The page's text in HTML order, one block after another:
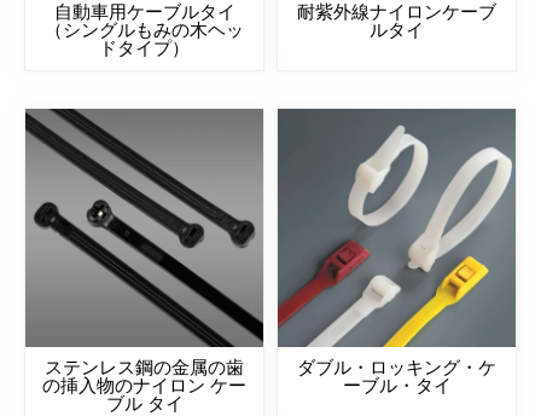
自動車用ケーブルタイ
（シングルもみの木ヘッ
ドタイプ）
耐紫外線ナイロンケーブ
ルタイ
ステンレス鋼の金属の歯
の挿入物のナイロン ケー
ブル タイ
ダブル・ロッキング・ケ
ーブル・タイ